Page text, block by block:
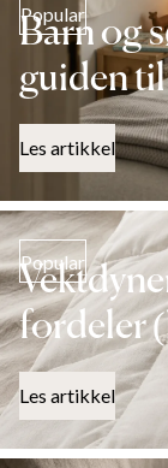
Popular
Barn og
guiden
Les artikkel
Popular
fordeler
Les artikkel